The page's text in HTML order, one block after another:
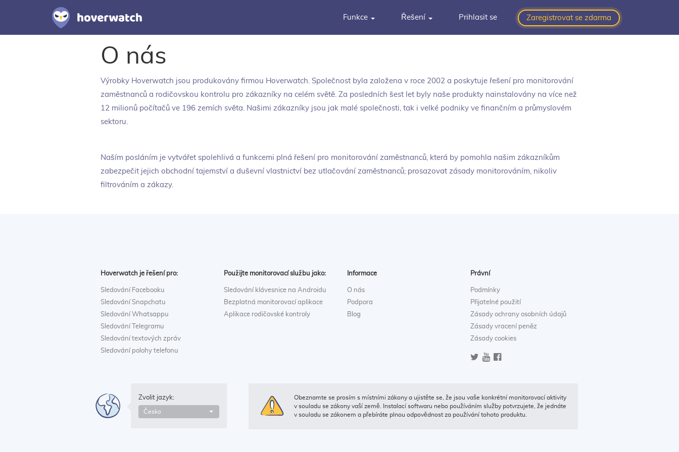
Funkce Řešení Prihlasit se Zaregistrovat se zdarma
O nás
Výrobky Hoverwatch jsou produkovány firmou Hoverwatch. Společnost byla založena v roce 2002 a poskytuje řešení pro monitorování
zaměstnanců a rodičovskou kontrolu pro zákazníky na celém světě. Za posledních šest let byly naše produkty nainstalovány na více než
12 milionů počítačů ve 196 zemích světa. Našimi zákazníky jsou jak malé společnosti, tak i velké podniky ve finančním a průmyslovém
sektoru.
Naším posláním je vytvářet spolehlivá a funkcemi plná řešení pro monitorování zaměstnanců, která by pomohla našim zákazníkům
zabezpečit jejich obchodní tajemství a duševní vlastnictví bez utlačování zaměstnanců; prosazovat zásady monitorováním, nikoliv
filtrováním a zákazy.
Hoverwatch je řešení pro:
Sledování Facebooku
Sledování Snapchatu
Sledování Whatsappu
Sledování Telegramu
Sledování textových zpráv
Sledování polohy telefonu
Použijte monitorovací službu jako:
Sledování klávesnice na Androidu
Bezplatná monitorovací aplikace
Aplikace rodičovské kontroly
Informace
O nás
Podpora
Blog
Právní
Podmínky
Přijatelné použití
Zásady ochrany osobních údajů
Zásady vracení peněz
Zásady cookies
Zvolit jazyk:
Česko
Obeznamte se prosím s místními zákony a ujistěte se, že jsou vaše konkrétní monitorovací aktivity
v souladu se zákony vaší země. Instalací softwaru nebo používáním služby potvrzujete, že jednáte
v souladu se zákonem a přebíráte plnou odpovědnost za používání tohoto produktu.